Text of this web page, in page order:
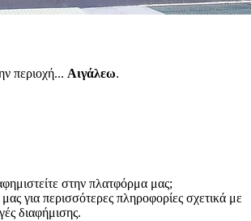
περιοχή... Αιγάλεω.
στην πλατφόρμα μας;
για περισσότερες πληροφορίες σχετικά με
διαφήμισης.